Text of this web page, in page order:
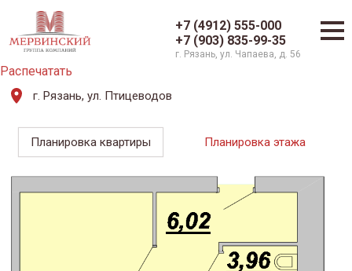
+7 (4912) 555-000
+7 (903) 835-99-35
г. Рязань, ул. Чапаева, д. 56
Распечатать
г. Рязань, ул. Птицеводов
Планировка квартиры Планировка этажа